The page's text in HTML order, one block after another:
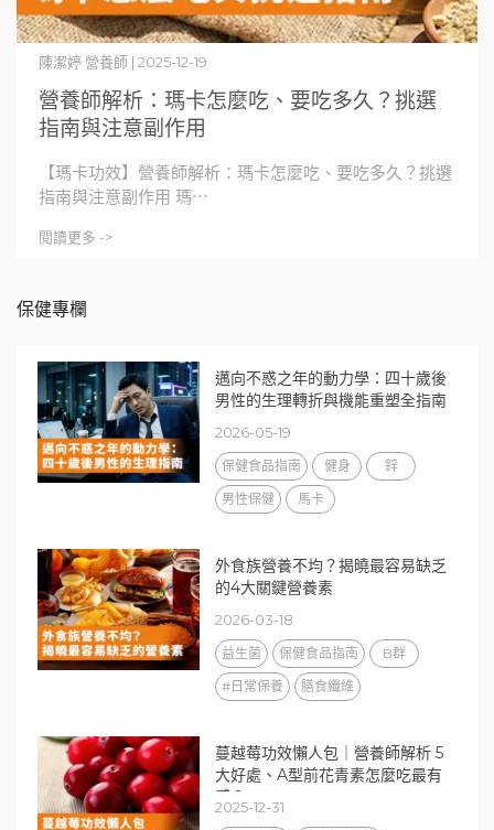
營養師解析：瑪卡怎麼吃、要吃多久？挑選
指南與注意副作用
陳潔婷 營養師 | 2025-12-19
【瑪卡功效】營養師解析：瑪卡怎麼吃、要吃多久？挑選
指南與注意副作用 瑪⋯
閱讀更多 ->
保健專欄
邁向不惑之年的動力學：四十歲後
男性的生理轉折與機能重塑全指南
2026-05-19
保健食品指南 健身
鋅
男性保健
馬卡
外食族營養不均？揭曉最容易缺乏
的4大關鍵營養素
2026-03-18
益生菌 保健食品指南
B群
#日常保養
膳食纖維
蔓越莓功效懶人包｜營養師解析 5
大好處、A型前花青素怎麼吃最有
感？
2025-12-31